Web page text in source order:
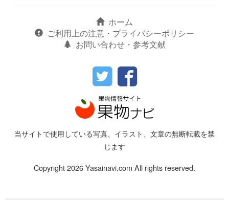
ホーム
ご利用上の注意・プライバシーポリシー
お問い合わせ・参考文献
当サイトで使用している写真、イラスト、文章の無断転載を禁
じます
Copyright 2026 Yasainavi.com All rights reserved.